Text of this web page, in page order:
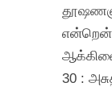
30 :